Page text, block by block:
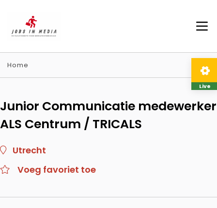
Home
Junior Communicatie medewerker
ALS Centrum / TRICALS
Utrecht
Voeg favoriet toe
Live